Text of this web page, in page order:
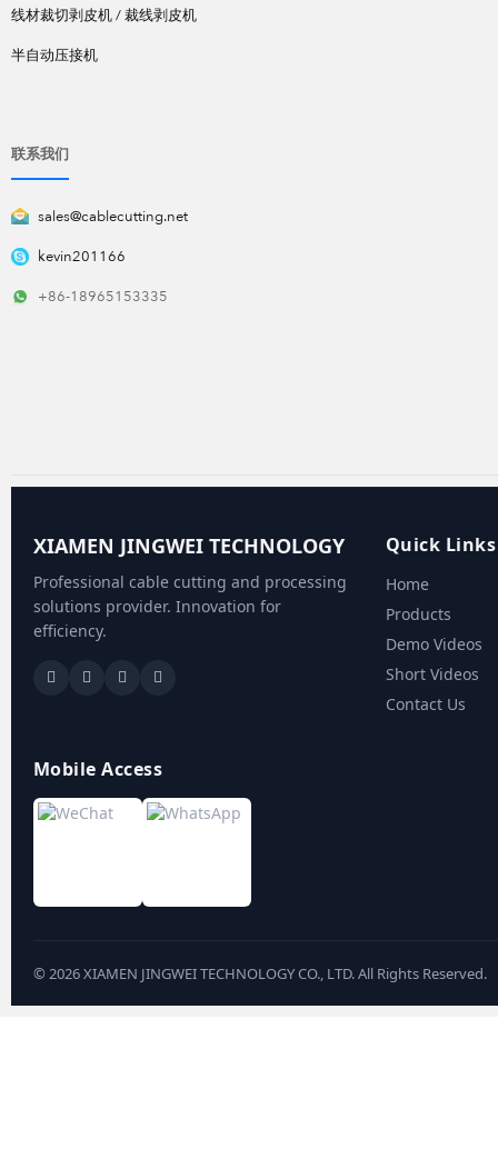
线材裁切剥皮机 / 裁线剥皮机
半自动压接机
联系我们
sales@cablecutting.net
kevin201166
+86-18965153335
XIAMEN JINGWEI TECHNOLOGY
Professional cable cutting and processing
solutions provider. Innovation for
efficiency.
Quick Links
Home
Products
Demo Videos
Short Videos
Contact Us
Mobile Access
© 2026XIAMEN JINGWEI TECHNOLOGY CO., LTD. All Rights Reserved.